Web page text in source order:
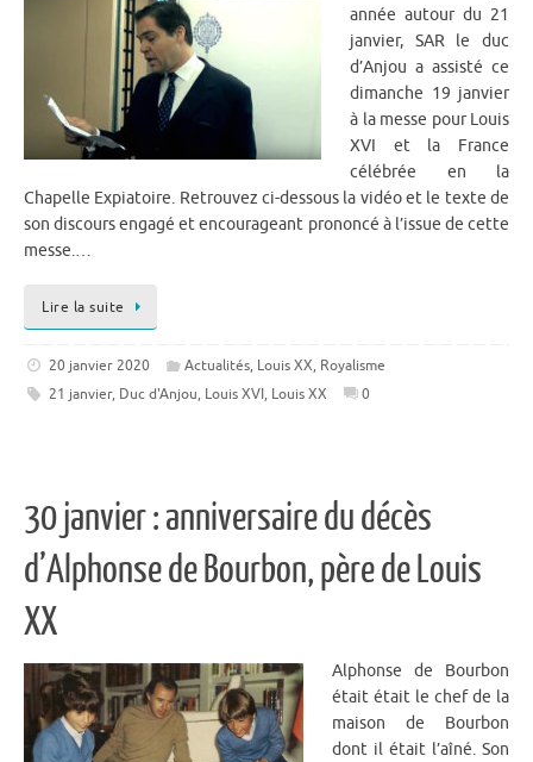
année autour du 21
janvier, SAR le duc
d’Anjou a assisté ce
dimanche 19 janvier
à la messe pour Louis
XVI et la France
célébrée en la
Chapelle Expiatoire. Retrouvez ci-dessous la vidéo et le texte de
son discours engagé et encourageant prononcé à l’issue de cette
messe.…
Lire la suite
20 janvier 2020 Actualités, Louis XX, Royalisme
21 janvier, Duc d'Anjou, Louis XVI, Louis XX 0
30 janvier : anniversaire du décès
d’Alphonse de Bourbon, père de Louis
XX
Alphonse de Bourbon
était était le chef de la
maison de Bourbon
dont il était l’aîné. Son